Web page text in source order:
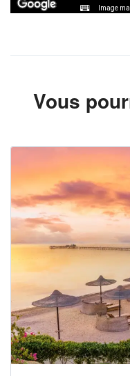
Image
Vous